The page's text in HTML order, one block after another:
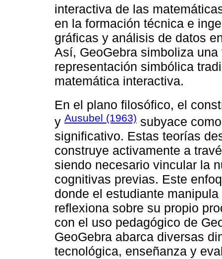
interactiva de las
en la formación técnica e
gráficas y análisis de datos
Así, GeoGebra simboliza
representación simbólica
matemática interactiva.
En el plano filosófico, el
y Ausubel (1963) subyace
significativo. Estas teorías
construye activamente a
siendo necesario vincular la
cognitivas previas. Este
donde el estudiante
reflexiona sobre su propio
con el uso pedagógico de
GeoGebra abarca diversas
tecnológica, enseñanza y